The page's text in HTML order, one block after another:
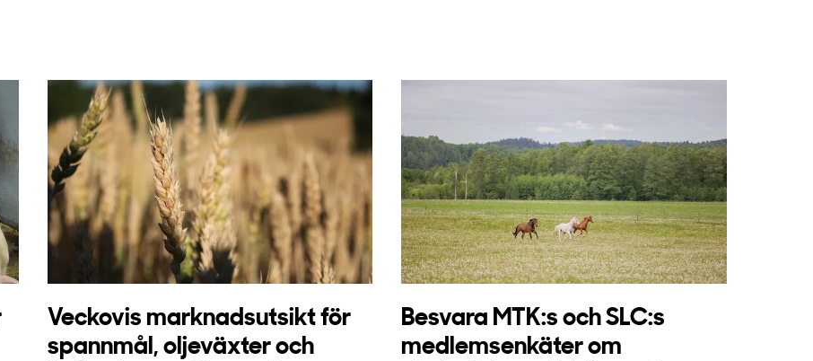
Veckovis marknadsutsikt för
spannmål, oljeväxter och
Besvara MTK:s och SLC:s
medlemsenkäter om